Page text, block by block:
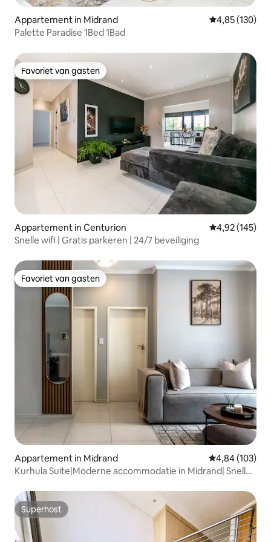
Appartement in Midrand Gemiddelde
4,85 (130)
Palette Paradise 1Bed 1Bad
Favoriet van gasten
Favoriet van gasten
Appartement in Centurion Gemiddelde
4,92 (145)
Snelle wifi | Gratis parkeren | 24/7 beveiliging
Favoriet van gasten
Favoriet van gasten
Appartement in Midrand Gemiddelde
4,84 (103)
Kurhula Suite|Moderne accommodatie in Midrand| Snelle
Superhost
Superhost